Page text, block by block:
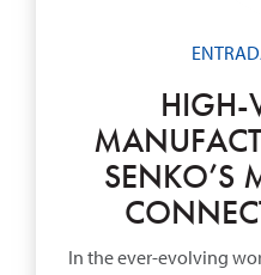
HIGH-
SENKO’S
In the ever-evolving